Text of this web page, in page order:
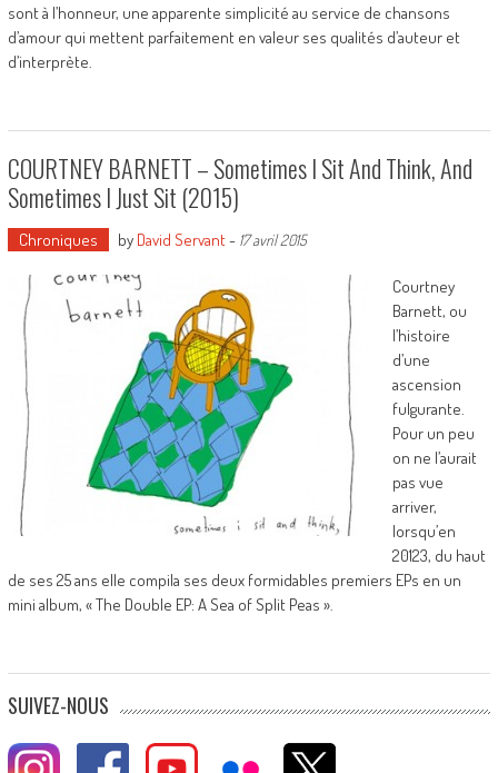
sont à l’honneur, une apparente simplicité au service de chansons
d’amour qui mettent parfaitement en valeur ses qualités d’auteur et
d’interprète.
COURTNEY BARNETT – Sometimes I Sit And Think, And
Sometimes I Just Sit (2015)
Chroniques by David Servant- 17 avril 2015
Courtney
Barnett, ou
l’histoire
d’une
ascension
fulgurante.
Pour un peu
on ne l’aurait
pas vue
arriver,
lorsqu’en
20123, du haut
de ses 25 ans elle compila ses deux formidables premiers EPs en un
mini album, « The Double EP: A Sea of Split Peas ».
SUIVEZ-NOUS